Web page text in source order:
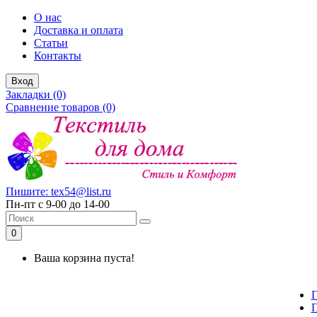
О нас
Доставка и оплата
Статьи
Контакты
Вход
Закладки (0)
Сравнение товаров (0)
Пишите: tex54@list.ru
Пн-пт с 9-00 до 14-00
0
Ваша корзина пуста!